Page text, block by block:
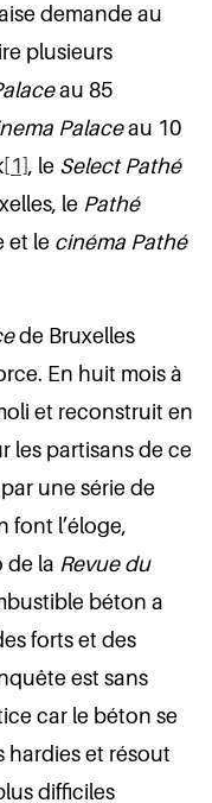
demande au
plusieurs
au 85
Palaceau 10
[1], le Select Pathé
le Pathé
et le cinéma Pathé
de Bruxelles
En huit mois à
et reconstruit en
les partisans de ce
une série de
font l’éloge,
de la Revue du
béton a
forts et des
est sans
car le béton se
hardies et résout
difficiles